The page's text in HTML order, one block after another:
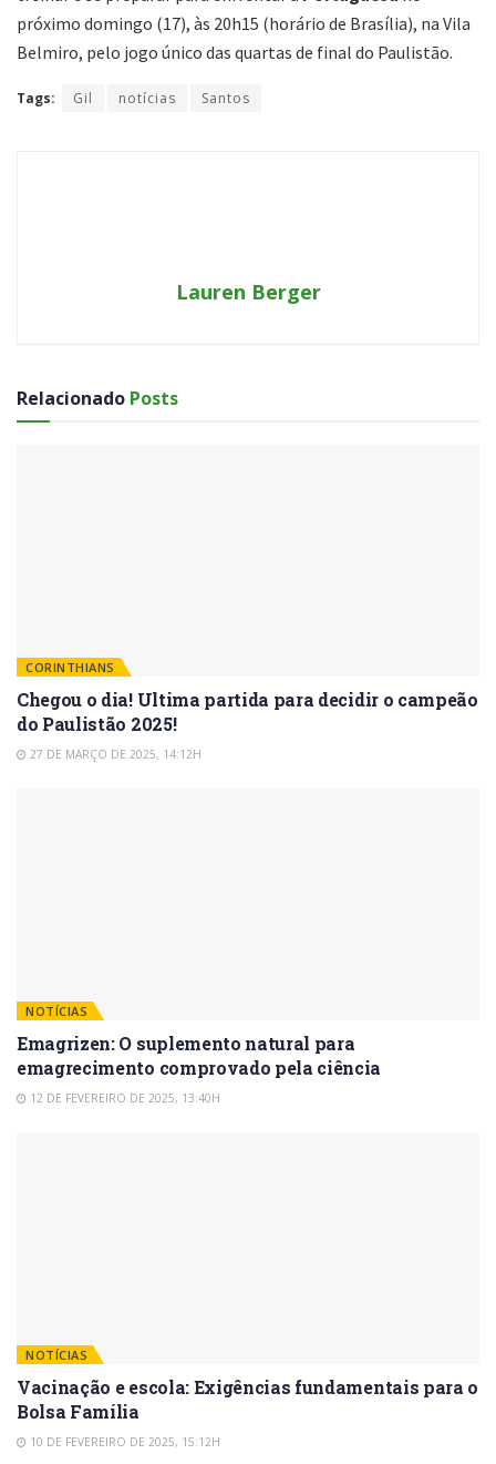
próximo domingo (17), às 20h15 (horário de Brasília), na Vila
Belmiro, pelo jogo único das quartas de final do Paulistão.
Tags: Gil notícias Santos
Lauren Berger
Relacionado Posts
CORINTHIANS
Chegou o dia! Ultima partida para decidir o campeão
do Paulistão 2025!
27 DE MARÇO DE 2025, 14:12H
NOTÍCIAS
Emagrizen: O suplemento natural para
emagrecimento comprovado pela ciência
12 DE FEVEREIRO DE 2025, 13:40H
NOTÍCIAS
Vacinação e escola: Exigências fundamentais para o
Bolsa Família
10 DE FEVEREIRO DE 2025, 15:12H